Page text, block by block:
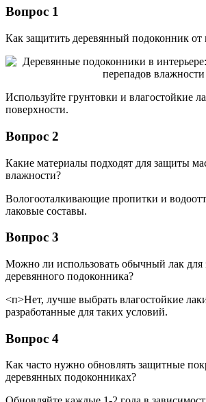
Вопрос 1
Как защитить деревянный подоконник от
Используйте грунтовки и влагостойкие
поверхности.
Вопрос 2
Какие материалы подходят для защиты
влажности?
Вологооталкивающие пропитки и
лаковые составы.
Вопрос 3
Можно ли использовать обычный лак
деревянного подоконника?
<п>Нет, лучше выбрать влагостойкие
разработанные для таких условий.
Вопрос 4
Как часто нужно обновлять защитные
деревянных подоконниках?